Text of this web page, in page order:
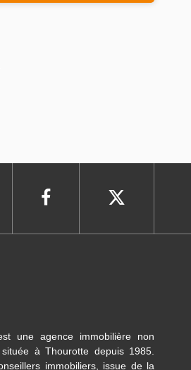
une agence immobilière non
à Thourotte depuis 1985.
immobiliers, issue de la